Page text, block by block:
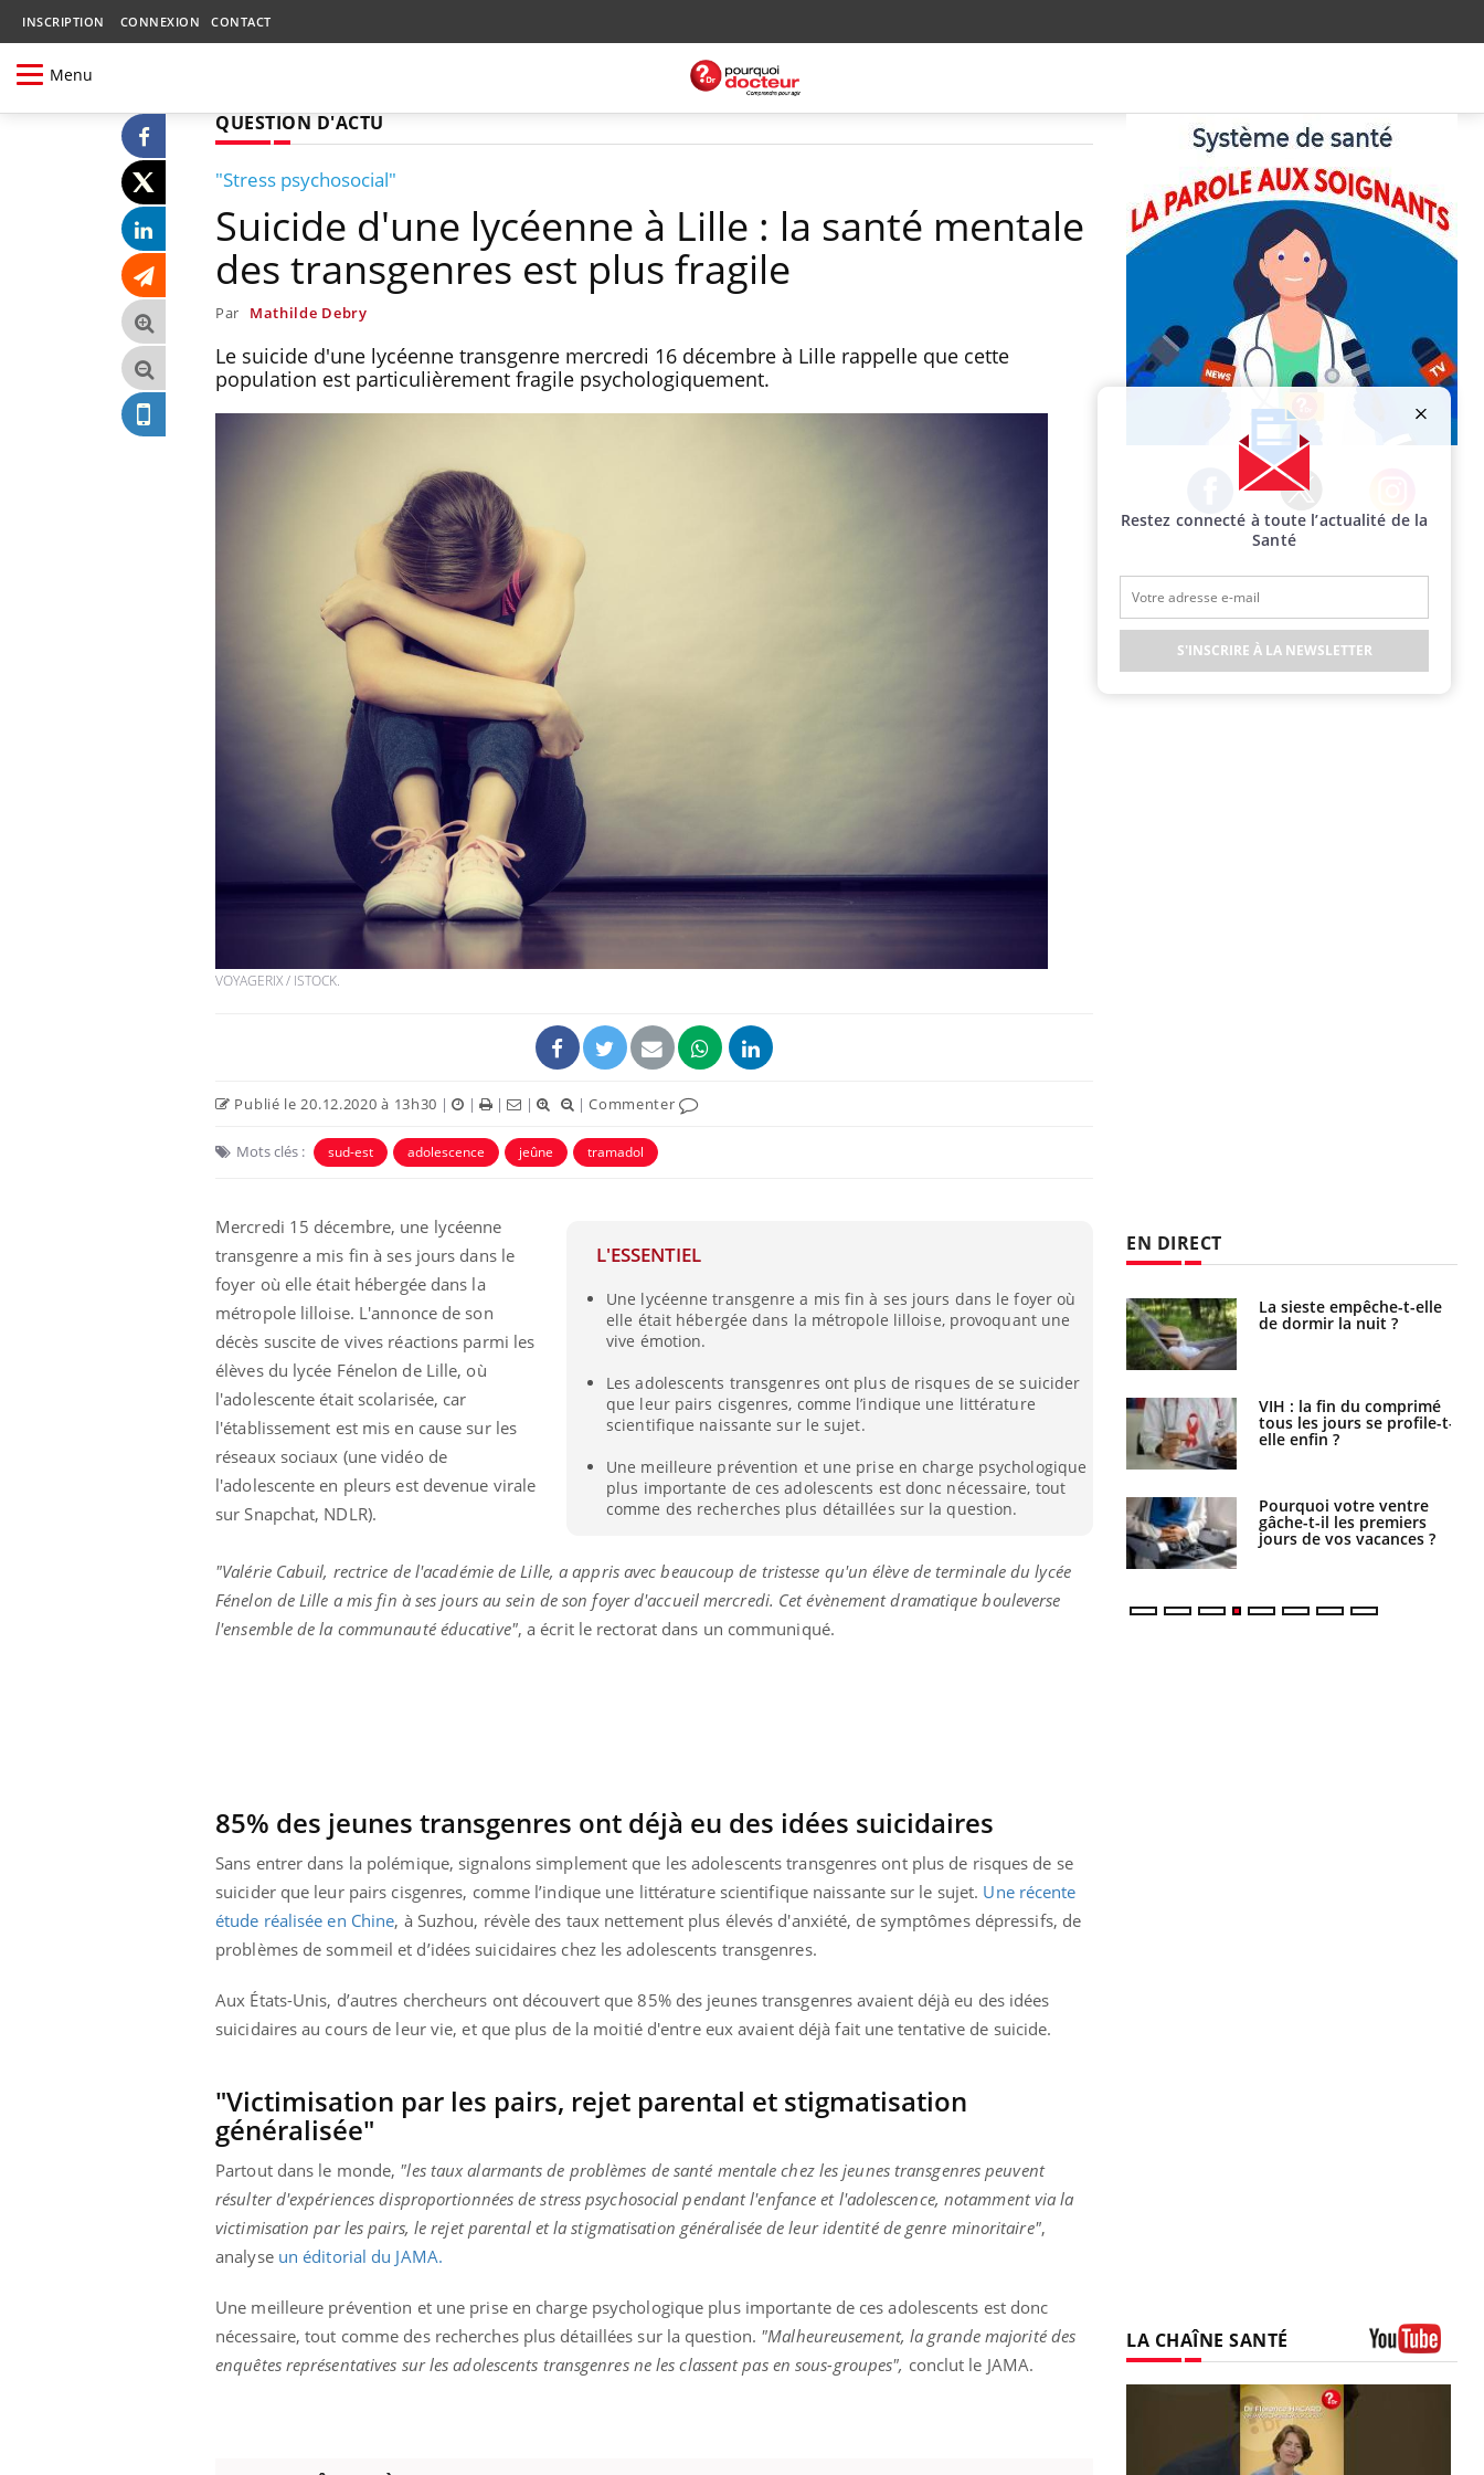
INSCRIPTION CONNEXION CONTACT
Menu
QUESTION D'ACTU
"Stress psychosocial"
Suicide d'une lycéenne à Lille : la santé mentale
des transgenres est plus fragile
Par Mathilde Debry
Le suicide d'une lycéenne transgenre mercredi 16 décembre à Lille rappelle que cette
population est particulièrement fragile psychologiquement.
VOYAGERIX / ISTOCK.
Publié le 20.12.2020 à 13h30 | | | | |Commenter
Mots clés : sud-est adolescence jeûne tramadol
L'ESSENTIEL
Une lycéenne transgenre a mis fin à ses jours dans le foyer où
elle était hébergée dans la métropole lilloise, provoquant une
vive émotion.
Les adolescents transgenres ont plus de risques de se suicider
que leur pairs cisgenres, comme l’indique une littérature
scientifique naissante sur le sujet.
Une meilleure prévention et une prise en charge psychologique
plus importante de ces adolescents est donc nécessaire, tout
comme des recherches plus détaillées sur la question.
Mercredi 15 décembre, une lycéenne
transgenre a mis fin à ses jours dans le
foyer où elle était hébergée dans la
métropole lilloise. L'annonce de son
décès suscite de vives réactions parmi les
élèves du lycée Fénelon de Lille, où
l'adolescente était scolarisée, car
l'établissement est mis en cause sur les
réseaux sociaux (une vidéo de
l'adolescente en pleurs est devenue virale
sur Snapchat, NDLR).
"Valérie Cabuil, rectrice de l'académie de Lille, a appris avec beaucoup de tristesse qu'un élève de terminale du lycée
Fénelon de Lille a mis fin à ses jours au sein de son foyer d'accueil mercredi. Cet évènement dramatique bouleverse
l'ensemble de la communauté éducative", a écrit le rectorat dans un communiqué.
85% des jeunes transgenres ont déjà eu des idées suicidaires
Sans entrer dans la polémique, signalons simplement que les adolescents transgenres ont plus de risques de se
suicider que leur pairs cisgenres, comme l’indique une littérature scientifique naissante sur le sujet. Une récente
étude réalisée en Chine, à Suzhou, révèle des taux nettement plus élevés d'anxiété, de symptômes dépressifs, de
problèmes de sommeil et d’idées suicidaires chez les adolescents transgenres.
Aux États-Unis, d’autres chercheurs ont découvert que 85% des jeunes transgenres avaient déjà eu des idées
suicidaires au cours de leur vie, et que plus de la moitié d'entre eux avaient déjà fait une tentative de suicide.
"Victimisation par les pairs, rejet parental et stigmatisation
généralisée"
Partout dans le monde, "les taux alarmants de problèmes de santé mentale chez les jeunes transgenres peuvent
résulter d'expériences disproportionnées de stress psychosocial pendant l'enfance et l'adolescence, notamment via la
victimisation par les pairs, le rejet parental et la stigmatisation généralisée de leur identité de genre minoritaire",
analyse un éditorial du JAMA.
Une meilleure prévention et une prise en charge psychologique plus importante de ces adolescents est donc
nécessaire, tout comme des recherches plus détaillées sur la question. "Malheureusement, la grande majorité des
enquêtes représentatives sur les adolescents transgenres ne les classent pas en sous-groupes", conclut le JAMA.
Facebook Twitter Instagram
EN DIRECT
Hantavirus : un cas
détecté chez un touriste
en France
Mortalité infantile : un
rapport s’interroge sur
son taux élevé en France
Grossesse à risque : ce jus
naturel attire l'attention
Comment oublier les
écrans en vacances ?
Toujours connectés :
comment le travail
empiète de plus en plus
Cancer colorectal : une
stratégie simple aurait
Chikungunya, dengue,
West Nile : que se passe-
Les médicaments GLP-1
Cytomégalovirus : ce qui
change dans la prise en
La sieste empêche-t-elle
de dormir la nuit ?
VIH : la fin du comprimé
tous les jours se profile-t-
elle enfin ?
Pourquoi votre ventre
gâche-t-il les premiers
jours de vos vacances ?
LA CHAÎNE SANTÉ
Restez connecté à toute l’actualité de la
Santé
S'INSCRIRE À LA NEWSLETTER